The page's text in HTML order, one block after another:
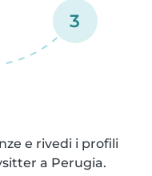
3
e rivedi i profili
a Perugia.